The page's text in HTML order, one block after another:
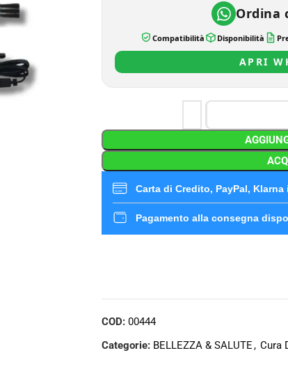
Ordina
Compatibilità Disponibilità
APRI
Carta di Credito, PayPal,
Pagamento alla consegna
COD: 00444
Categorie: BELLEZZA & SALUTE, Cura